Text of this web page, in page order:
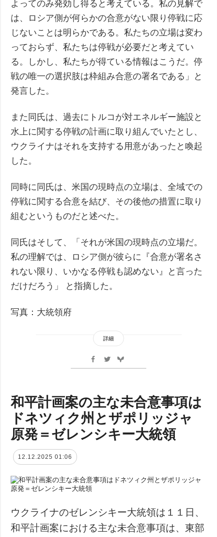
よってのみ発効し得ると考えている。私の見解で
は、ロシア側が何らかの合意がない限り停戦に応
じないことは明らかである。私たちの立場は変わ
っておらず、私たちは停戦が必要だと考えてい
る。しかし、私たちが得ている情報はこうだ。停
戦の唯一の選択肢は枠組み合意の署名である」と
発言した。
また同氏は、過去にトルコが対エネルギー施設と
水上に関する停戦の計画に取り組んでいたとし、
ウクライナはそれを支持する用意があったと喚起
した。
同時に同氏は、米国の現時点の立場は、全域での
停戦に関する合意を結び、その後他の措置に取り
組むというものだと述べた。
同氏はそして、「それが米国の現時点の立場だ。
私の理解では、ロシア側が彼らに『合意が署名さ
れない限り、いかなる停戦も認めない』と言った
だけだろう」 と指摘した。
写真：大統領府
詳細
和平計画案の主な未合意事項は
ドネツィク州とザポリッジャ
原発＝ゼレンシキー大統領
12.12.2025 01:06
ウクライナのゼレンシキー大統領は１１日、
和平計画案における主な未合意事項は、東部